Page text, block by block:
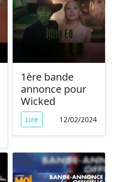
1ère bande
annonce pour
Wicked
Lire 12/02/2024